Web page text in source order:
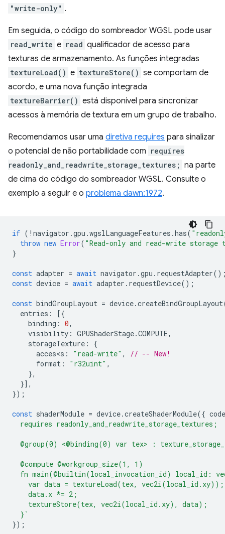
"write-only" .
Em seguida, o código do sombreador WGSL pode usar
read_write e read qualificador de acesso para
texturas de armazenamento. As funções integradas
textureLoad() e textureStore() se comportam de
acordo, e uma nova função integrada
textureBarrier() está disponível para sincronizar
acessos à memória de textura em um grupo de trabalho.
Recomendamos usar uma diretiva requires para sinalizar
o potencial de não portabilidade com requires
readonly_and_readwrite_storage_textures; na parte
de cima do código do sombreador WGSL. Consulte o
exemplo a seguir e o problema dawn:1972.
if ( ! navigator .gpu .wgslLanguageFeatures .has(
throw new Error( "Read-only and read-write
}
const adapter = await navigator .gpu . requestAdapter
const device = await adapter . requestDevice();
const bindGroupLayout = device.createBindGroupLayout
entries :
[{
binding : 0,
visibility : GPUShaderStage.COMPUTE,
storageTexture :
{
acces<s : "read-write" ,
// -- New!
format : "r32uint" ,
},
}],
});
const shaderModule = device.createShaderModule({ code
  requires readonly_and_readwrite_storage_textures;
@group(0) <@binding(0) var tex> :
  @compute @workgroup_size(1, 1)
fn main(@builtin(local_invocation_id) local_id:
    var data = textureLoad(tex, vec2i(local_id.xy));
    data.x *= 2;
    textureStore(tex, vec2i(local_id.xy), data);
  }`
});